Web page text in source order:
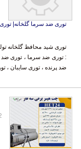
توری ضد سرما گلخانه| توری شید
توری شید محافظ گلخانه
: توری ضد سرما ، توری ضد
ضد پرنده ، توری سایبان ،